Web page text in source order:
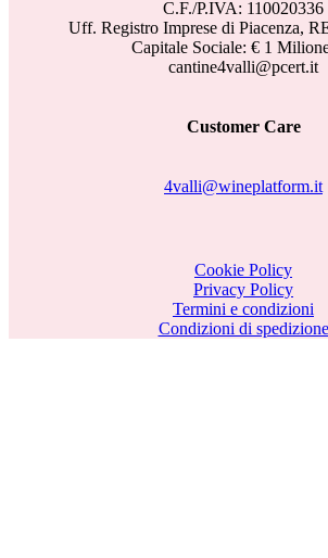
C.F./P.IVA: 110020336
Uff. Registro Imprese di Piacenza,
Capitale Sociale: € 1
cantine4valli@pcert.it
Customer Care
4valli@wineplatform.it
Cookie Policy
Privacy Policy
Termini e condizioni
Condizioni di spedizione